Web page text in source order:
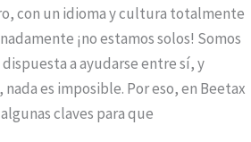
con un idioma y cultura totalmente
¡no estamos solos! Somos
a ayudarse entre sí, y
es imposible. Por eso, en Beetax
claves para que